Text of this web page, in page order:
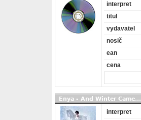
interpret
titul
vydavatel
nosič
ean
cena
Enya - And Winter Came...
interpret